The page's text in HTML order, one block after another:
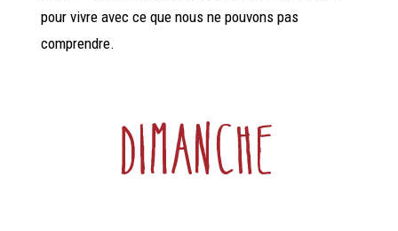
pour vivre avec ce que nous ne pouvons pas
comprendre.
Dimanche